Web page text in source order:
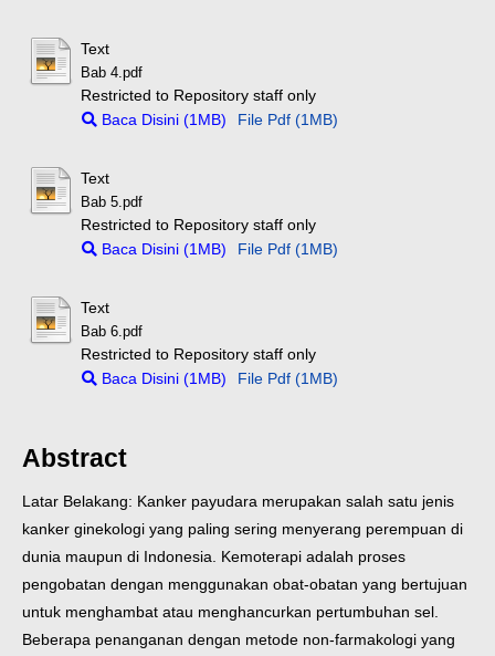
Text
Bab 4.pdf
Restricted to Repository staff only
Baca Disini (1MB)
File Pdf (1MB)
Text
Bab 5.pdf
Restricted to Repository staff only
Baca Disini (1MB)
File Pdf (1MB)
Text
Bab 6.pdf
Restricted to Repository staff only
Baca Disini (1MB)
File Pdf (1MB)
Abstract
Latar Belakang: Kanker payudara merupakan salah satu jenis
kanker ginekologi yang paling sering menyerang perempuan di
dunia maupun di Indonesia. Kemoterapi adalah proses
pengobatan dengan menggunakan obat-obatan yang bertujuan
untuk menghambat atau menghancurkan pertumbuhan sel.
Beberapa penanganan dengan metode non-farmakologi yang